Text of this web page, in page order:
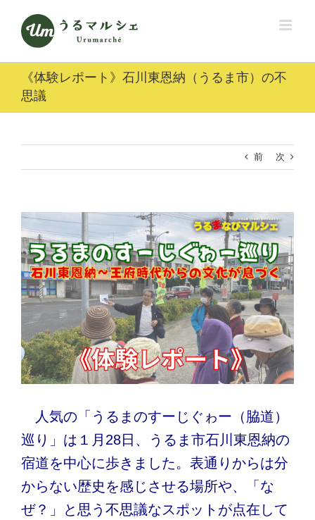
content
《体験レポート》石川東恩納（うるま市）の不
思議
前 次
View
Larger
Image
人気の「うるまのすーじぐゎー（脇道）
巡り」は１月28日、うるま市石川東恩納の
宿道を中心に歩きました。表通りからは分
からない歴史を感じさせる場所や、「な
ぜ？」と思う不思議なスポットが点在して